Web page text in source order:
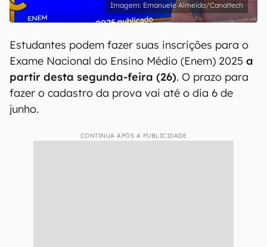
Emanuele Almeida/Canaltech
Estudantes podem fazer suas inscrições para o
Exame Nacional do Ensino Médio (Enem) 2025 a
partir desta segunda-feira (26). O prazo para
fazer o cadastro da prova vai até o dia 6 de
junho.
CONTINUA APÓS A PUBLICIDADE